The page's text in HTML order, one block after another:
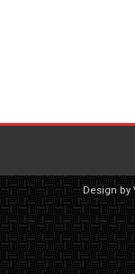
Design by